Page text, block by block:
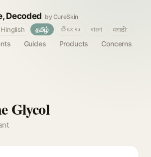
Decoded by CureSkin
Guides Products
Concerns
Hinglish தமிழ் తెలుగు বাংলা मराठी
Glycol